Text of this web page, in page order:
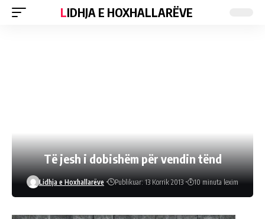
LIDHJA E HOXHALLARËVE
Të jesh i dobishëm për vendin tënd
Lidhja e Hoxhallarëve Publikuar: 13 Korrik 2013 10 minuta lexim